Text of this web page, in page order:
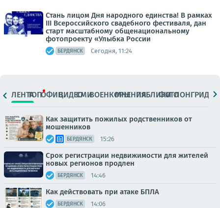
Стань лицом Дня народного единства! В рамках
III Всероссийского свадебного фестиваля, дан
старт масштабному общенациональному
фотопроекту «Улыбка России
БЕРДЯНСК Сегодня, 11:24
ЛЕНТАТОПОФИЦ.ВИДЕОСМИВОЕНКОРЫМНЕНИЯПАБЛИКИ
ФОТОЛОНГРИДЫ
Как защитить пожилых родственников от
мошенников
БЕРДЯНСК 15:26
Срок регистрации недвижимости для жителей
новых регионов продлен
БЕРДЯНСК 14:46
Как действовать при атаке БПЛА
БЕРДЯНСК 14:06